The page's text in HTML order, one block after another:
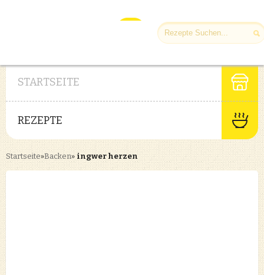
STARTSEITE
REZEPTE
Startseite»Backen»ingwer herzen